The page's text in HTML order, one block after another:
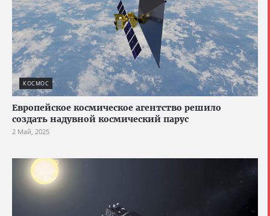
КОСМОС
Европейское космическое агентство решило
создать надувной космический парус
2 Май, 2025